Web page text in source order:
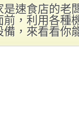
速食店的老
，利用各種
，來看看你